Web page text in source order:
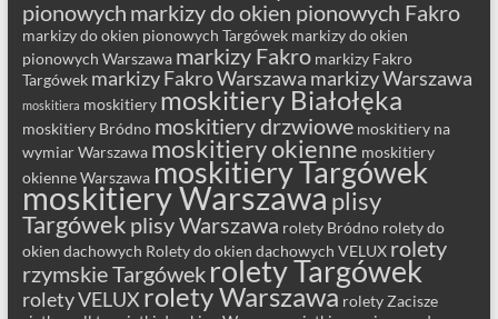
pionowych markizy do okien pionowych Fakro
markizy do okien pionowych Targówek markizy do okien
pionowych Warszawa markizy Fakro markizy Fakro
Targówek markizy Fakro Warszawa markizy Warszawa
moskitiera moskitiery moskitiery Białołęka
moskitiery Bródno moskitiery drzwiowe moskitiery na
wymiar Warszawa moskitiery okienne moskitiery
okienne Warszawa moskitiery Targówek
moskitiery Warszawa plisy
Targówek plisy Warszawa rolety Bródno rolety do
okien dachowych Rolety do okien dachowych VELUX rolety
rzymskie Targówek rolety Targówek
rolety VELUX rolety Warszawa rolety Zacisze